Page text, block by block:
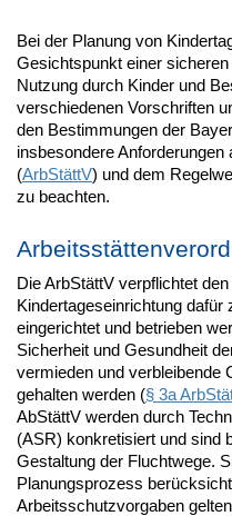
Bei der Planung von
Gesichtspunkt einer
Nutzung durch Kinder und
verschiedenen Vorschriften
den Bestimmungen der
insbesondere
(ArbStättV) und dem
zu beachten.
Die ArbStättV verpflichtet
Kindertageseinrichtung
eingerichtet und betrieben
Sicherheit und Gesundheit
vermieden und verbleibende
gehalten werden (§ 3a
AbStättV werden durch
(ASR) konkretisiert und sind
Gestaltung der Fluchtwege.
Planungsprozess
Arbeitsschutzvorgaben